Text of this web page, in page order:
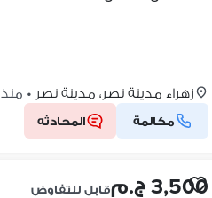
زهراء مدينة نصر، مدينة نصر • منذ 5 ساعات
مكالمة المحادثه
3,500 ج.م قابل للتفاوض